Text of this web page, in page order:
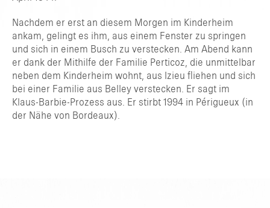
GEBEN SIE ZUM SUCHEN ENTER ODER ZUM SCHLIESSEN ESC E
IN
Nachdem er erst an diesem Morgen im Kinderheim
ankam, gelingt es ihm, aus einem Fenster zu springen
und sich in einem Busch zu verstecken. Am Abend kann
er dank der Mithilfe der Familie Perticoz, die unmittelbar
neben dem Kinderheim wohnt, aus Izieu fliehen und sich
bei einer Familie aus Belley verstecken. Er sagt im
Klaus-Barbie-Prozess aus. Er stirbt 1994 in Périgueux (in
der Nähe von Bordeaux).